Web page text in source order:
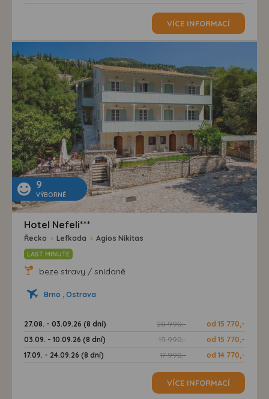
VÍCE INFORMACÍ
9
VÝBORNÉ
Hotel Nefeli***
Řecko > Lefkada > Agios Nikitas
LAST MINUTE
beze stravy / snídaně
Brno , Ostrava
27.08. - 03.09.26 (8 dní) 20 990,-
od 15 770,-
03.09. - 10.09.26 (8 dní)
19 990,-
od 15 770,-
17.09. - 24.09.26 (8 dní)
17 990,- od 14 770,-
VÍCE INFORMACÍ